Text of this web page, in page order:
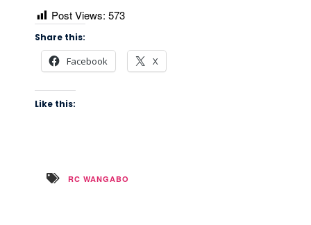
Post Views: 573
Share this:
Facebook X
Like this:
RC WANGABO